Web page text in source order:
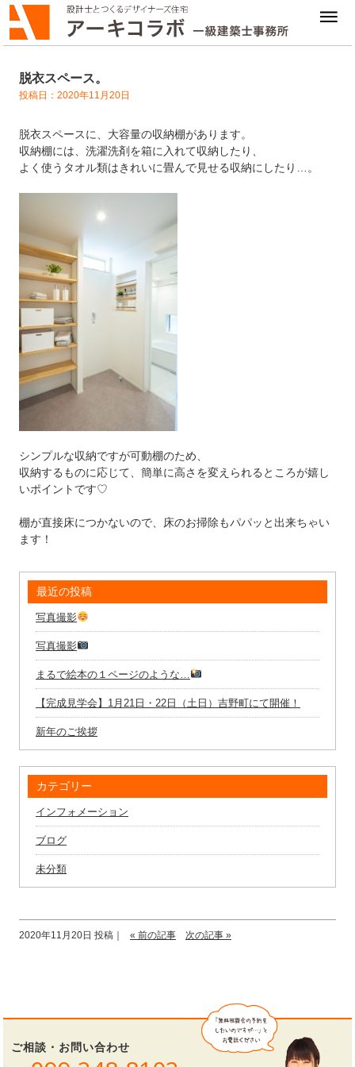
脱衣スペース。
投稿日：2020年11月20日
脱衣スペースに、大容量の収納棚があります。
収納棚には、洗濯洗剤を箱に入れて収納したり、
よく使うタオル類はきれいに畳んで見せる収納にしたり…。
シンプルな収納ですが可動棚のため、
収納するものに応じて、簡単に高さを変えられるところが嬉し
いポイントです♡
棚が直接床につかないので、床のお掃除もパパッと出来ちゃい
ます！
最近の投稿
写真撮影
写真撮影
まるで絵本の１ページのような…
【完成見学会】1月21日・22日（土日）吉野町にて開催！
新年のご挨拶
カテゴリー
インフォメーション
ブログ
未分類
2020年11月20日 投稿｜ « 前の記事 次の記事 »
ご相談・お問い合わせ